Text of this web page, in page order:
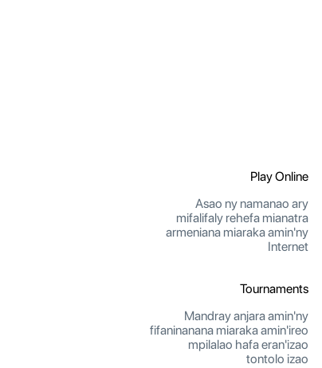
Play Online
Asao ny namanao ary
mifalifaly rehefa mianatra
armeniana miaraka amin'ny
Internet
Tournaments
Mandray anjara amin'ny
fifaninanana miaraka amin'ireo
mpilalao hafa eran'izao
tontolo izao